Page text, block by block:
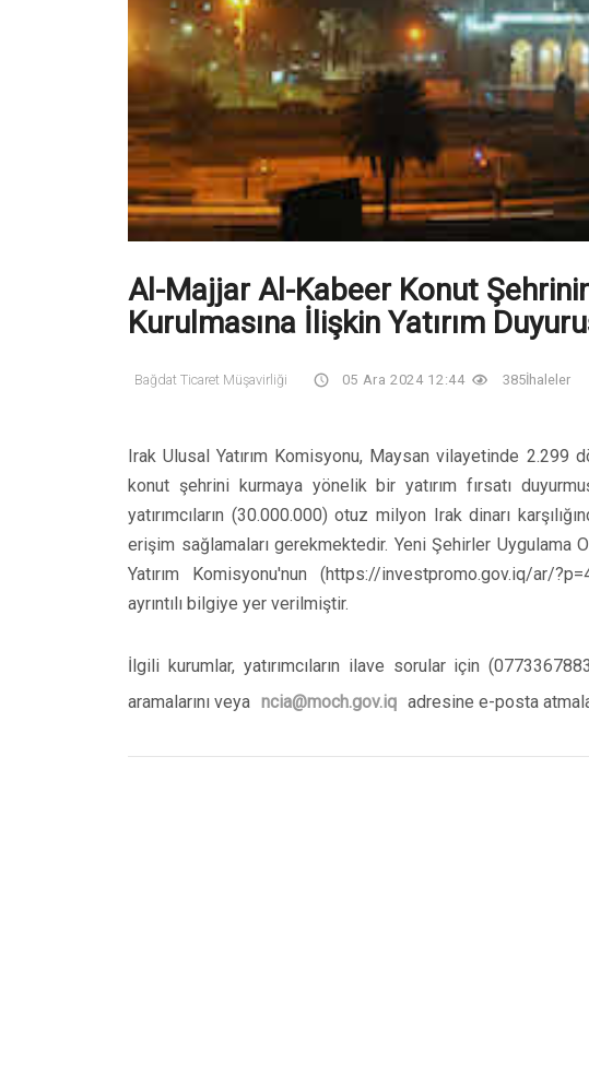
Al-Majjar Al-Kabeer Konut
Kurulmasına İlişkin Yatırım
Bağdat Ticaret Müşavirliği 05 Ara 2024 12:44 385İhaleler
Irak Ulusal Yatırım Komisyonu, Maysan vilayetinde 2.299
konut şehrini kurmaya yönelik bir yatırım fırsatı
yatırımcıların (30.000.000) otuz milyon Irak dinarı
erişim sağlamaları gerekmektedir. Yeni Şehirler Uygulama
Yatırım Komisyonu'nun (https://investpromo.gov.iq/ar/
ayrıntılı bilgiye yer verilmiştir.
İlgili kurumlar, yatırımcıların ilave sorular için
aramalarını veya ncia@moch.gov.iq adresine e-posta